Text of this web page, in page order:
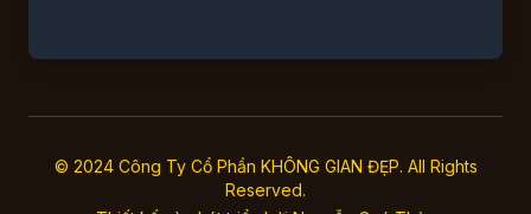
© 2024 Công Ty Cổ Phần KHÔNG GIAN ĐẸP. All Rights
Reserved.